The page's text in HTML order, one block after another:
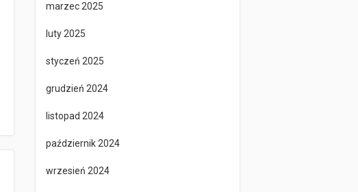
marzec 2025
luty 2025
styczeń 2025
grudzień 2024
listopad 2024
październik 2024
wrzesień 2024